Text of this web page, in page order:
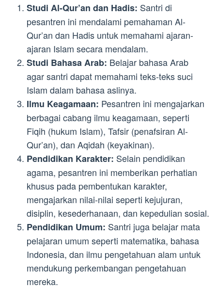
Studi Al-Qur’an dan Hadis: Santri di
pesantren ini mendalami pemahaman Al-
Qur’an dan Hadis untuk memahami ajaran-
ajaran Islam secara mendalam.
Studi Bahasa Arab: Belajar bahasa Arab
agar santri dapat memahami teks-teks suci
Islam dalam bahasa aslinya.
Ilmu Keagamaan: Pesantren ini mengajarkan
berbagai cabang ilmu keagamaan, seperti
Fiqih (hukum Islam), Tafsir (penafsiran Al-
Qur’an), dan Aqidah (keyakinan).
Pendidikan Karakter: Selain pendidikan
agama, pesantren ini memberikan perhatian
khusus pada pembentukan karakter,
mengajarkan nilai-nilai seperti kejujuran,
disiplin, kesederhanaan, dan kepedulian sosial.
Pendidikan Umum: Santri juga belajar mata
pelajaran umum seperti matematika, bahasa
Indonesia, dan ilmu pengetahuan alam untuk
mendukung perkembangan pengetahuan
mereka.